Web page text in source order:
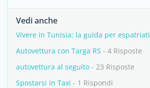
Vedi anche
Vivere in Tunisia: la guida per espatriati
Autovettura con Targa RS - 4 Risposte
autovettura al seguito - 23 Risposte
Spostarsi in Taxi - 1 Rispondi